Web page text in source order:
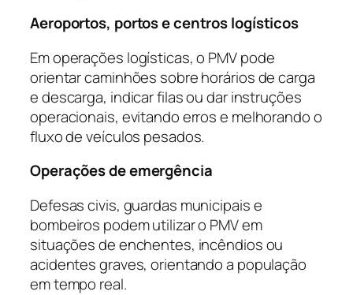
Aeroportos, portos e centros logísticos
Em operações logísticas, o PMV pode
orientar caminhões sobre horários de carga
e descarga, indicar filas ou dar instruções
operacionais, evitando erros e melhorando o
fluxo de veículos pesados.
Operações de emergência
Defesas civis, guardas municipais e
bombeiros podem utilizar o PMV em
situações de enchentes, incêndios ou
acidentes graves, orientando a população
em tempo real.